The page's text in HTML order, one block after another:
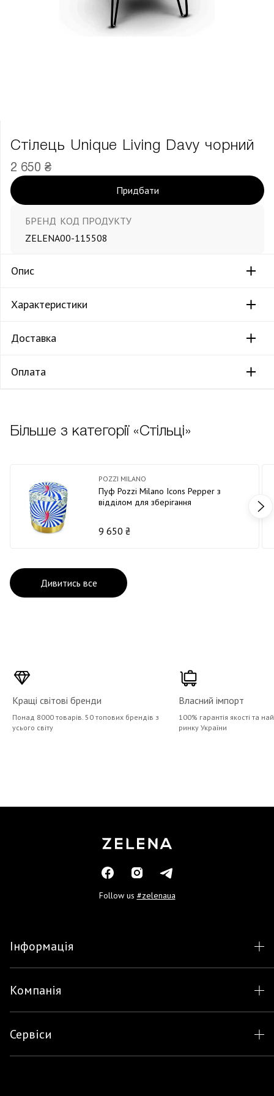
Стілець Unique Living Davy чорний
2 650 ₴
Придбати
БРЕНД
ZELENA
КОД ПРОДУКТУ
00-115508
Опис
Характеристики
Доставка
Оплата
Більше з категорії «Стільці»
POZZI MILANO
Пуф Pozzi Milano Icons Pepper з
відділом для зберігання
9 650 ₴
Дивитись все
Кращі світові бренди
Понад 8000 товарів. 50 топових брендів з
усього світу
Власний імпорт
100% гарантія якості та
ринку України
Follow us #zelenaua
Інформація
Компанія
Сервіси